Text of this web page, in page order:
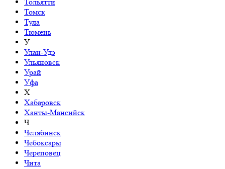
Томск
Тула
Тюмень
У
Улан-Удэ
Ульяновск
Урай
Уфа
Х
Хабаровск
Ханты-Мансийск
Ч
Челябинск
Чебоксары
Череповец
Чита